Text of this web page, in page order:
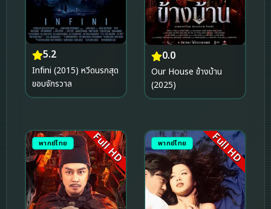
5.2
Infini (2015) หวีดนรกสุด
ขอบจักรวาล
0.0
Our House ข้างบ้าน
(2025)
พากย์ไทย Full HD พากย์ไทย Full HD